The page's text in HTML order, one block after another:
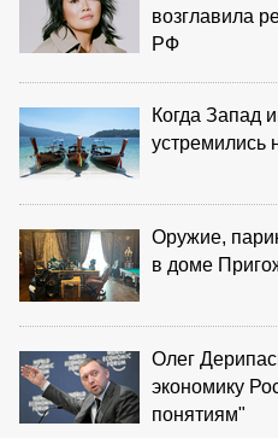
возглавила
РФ
Когда Запад
устремились
Оружие,
в доме
Олег
экономику
понятиям"